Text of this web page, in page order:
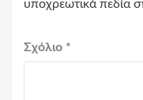
υποχρεωτικά πεδία
Σχόλιο *